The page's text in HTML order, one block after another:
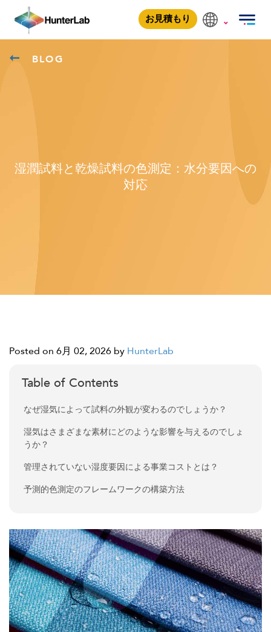
お見積もり
BLOG
湿潤試料と乾燥試料の色測定：水分要因への
対応
Posted on 6月 02, 2026 by HunterLab
Table of Contents
なぜ湿気によって試料の外観が変わるのでしょうか？
湿気はさまざまな素材にどのような影響を与えるのでしょ
うか？
管理されていない湿度要因による事業コストとは？
予測的色測定のフレームワークの構築方法